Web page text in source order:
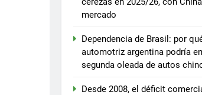
mercado
Dependencia de Brasil: por
automotriz argentina podría
segunda oleada de autos
Desde 2008, el déficit